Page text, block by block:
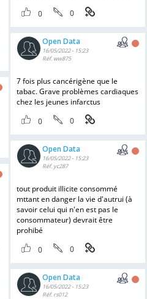
0
0
Open Data
16/05/2022 - 15:23
Réf. ww875
7 fois plus cancérigène que le
tabac. Grave problèmes cardiaques
chez les jeunes infarctus
0
0
Open Data
16/05/2022 - 15:23
Réf. yc287
tout produit illicite consommé
mttant en danger la vie d'autrui (à
savoir celui qui n'en est pas le
consommateur) devrait être
prohibé
0
0
Open Data
16/05/2022 - 15:23
Réf. rs012